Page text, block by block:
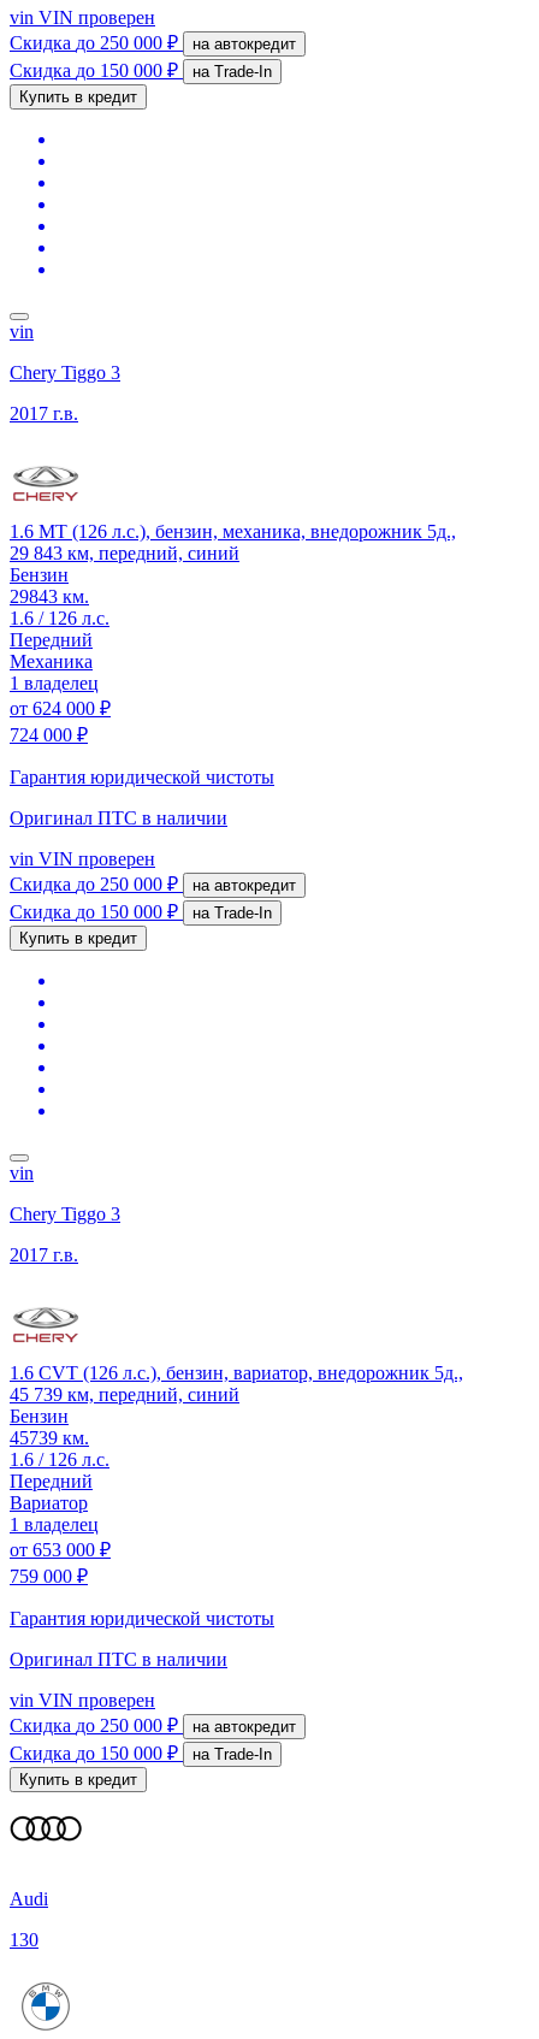
vin VIN проверен
Скидка до 250 000 ₽ на автокредит
Скидка до 150 000 ₽
на Trade-In
Купить в кредит
vin
Chery Tiggo 3
2017 г.в.
1.6 MT (126 л.с.), бензин, механика, внедорожник 5д.,
29 843 км, передний, синий
Бензин
29843 км.
1.6 / 126 л.с.
Передний
Механика
1 владелец
от 624 000 ₽
724 000 ₽
Гарантия юридической чистоты
Оригинал ПТС в наличии
vin VIN проверен
Скидка до 250 000 ₽ на автокредит
Скидка до 150 000 ₽
на Trade-In
Купить в кредит
vin
Chery Tiggo 3
2017 г.в.
1.6 CVT (126 л.с.), бензин, вариатор, внедорожник 5д.,
45 739 км, передний, синий
Бензин
45739 км.
1.6 / 126 л.с.
Передний
Вариатор
1 владелец
от 653 000 ₽
759 000 ₽
Гарантия юридической чистоты
Оригинал ПТС в наличии
vin VIN проверен
Скидка до 250 000 ₽ на автокредит
Скидка до 150 000 ₽
на Trade-In
Купить в кредит
Audi
130